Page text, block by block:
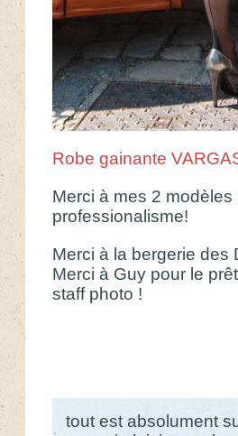
Robe gainante
Merci à mes 2
professionalisme!
Merci à la bergerie des
Merci à Guy pour le
staff photo !
tout est absolument